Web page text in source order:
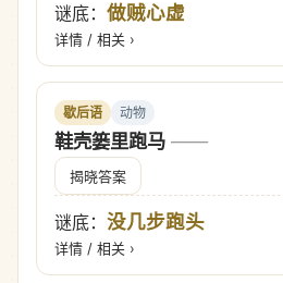
谜底： 做贼心虚
详情 / 相关 ›
歇后语 动物
鞋壳篓里跑马 ——
揭晓答案
谜底： 没几步跑头
详情 / 相关 ›